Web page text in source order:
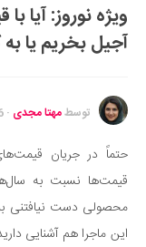
ایران گردی
جهان گردی
موفقیت و
سلامت
تغذیه سالم
بهداشت
بیماری و درمان
ویژه نوروز: آیا
آجیل بخریم یا
توسطمهتا مجدی ·
26
حتماً در جریان
قیمت‌ها نسبت به
محصولی دست نیافتنی
این ماجرا هم آشنایی